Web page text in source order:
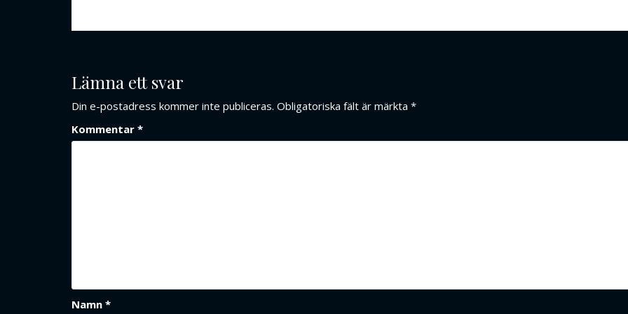
Lämna ett svar
Din e-postadress kommer inte publiceras. Obligatoriska fält är märkta *
Kommentar *
Namn *